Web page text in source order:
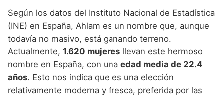
Nombres de Niña que empiezan por R
Nombres de Niña que empiezan por S
Nombres de Niña que empiezan por T
Nombres de Niña que empiezan por U
Nombres de Niña que empiezan por V
Nombres de Niña Valencianos
Nombres de Niña Vascos
Según los datos del Instituto Nacional de Estadística
(INE) en España, Ahlam es un nombre que, aunque
todavía no masivo, está ganando terreno.
Actualmente, 1.620 mujeres llevan este hermoso
nombre en España, con una edad media de 22.4
años. Esto nos indica que es una elección
relativamente moderna y fresca, preferida por las